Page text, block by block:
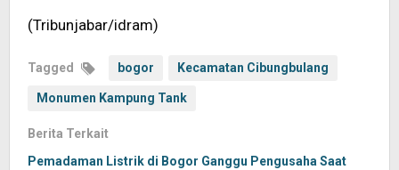
(Tribunjabar/idram)
Tagged bogor Kecamatan Cibungbulang
Monumen Kampung Tank
Berita Terkait
Pemadaman Listrik di Bogor Ganggu Pengusaha Saat